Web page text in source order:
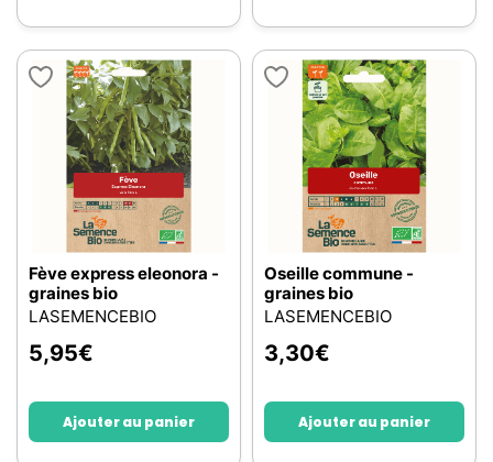
Fève express eleonora -
graines bio
LASEMENCEBIO
5,95€
Ajouter au panier
Oseille commune -
graines bio
LASEMENCEBIO
3,30€
Ajouter au panier